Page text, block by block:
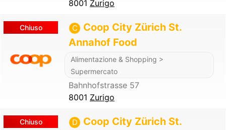
8001 Zurigo
Chiuso C
Coop City Zürich St.
Annahof Food
Alimentazione & Shopping >
Supermercato
Bahnhofstrasse 57
8001 Zurigo
Chiuso D
Coop City Zürich St.